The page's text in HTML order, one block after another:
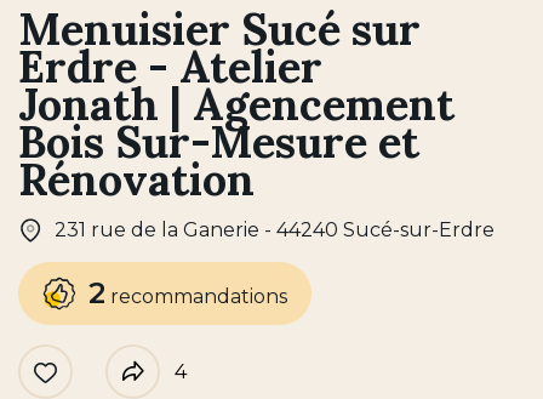
Menuisier Sucé sur
Erdre - Atelier
Jonath | Agencement
Bois Sur-Mesure et
Rénovation
231 rue de la Ganerie - 44240 Sucé-sur-Erdre
2 recommandations
Like Partager
4